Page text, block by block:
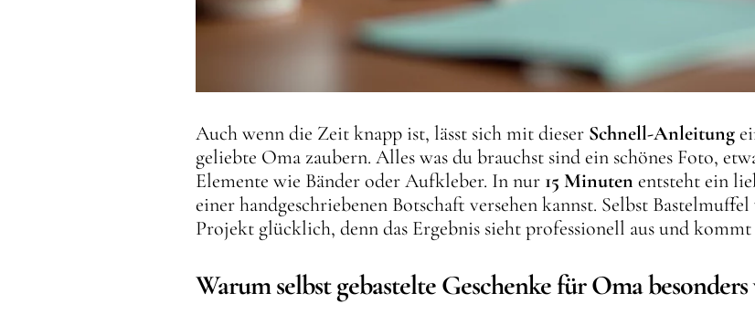
Auch wenn die Zeit knapp ist, lässt sich mit dieser Schnell-Anleitung
geliebte Oma zaubern. Alles was du brauchst sind ein schönes Foto,
Elemente wie Bänder oder Aufkleber. In nur 15 Minuten entsteht ein
einer handgeschriebenen Botschaft versehen kannst. Selbst
Projekt glücklich, denn das Ergebnis sieht professionell aus und
Warum selbst gebastelte Geschenke für Oma